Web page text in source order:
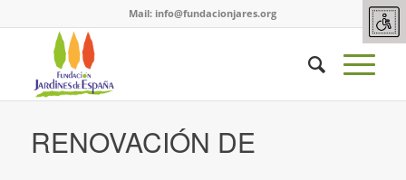
Mail: info@fundacionjares.org
RENOVACIÓN DE